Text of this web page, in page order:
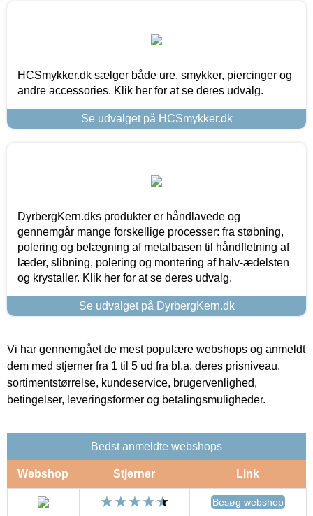
HCSmykker.dk sælger både ure, smykker, piercinger og
andre accessories. Klik her for at se deres udvalg.
Se udvalget på HCSmykker.dk
DyrbergKern.dks produkter er håndlavede og
gennemgår mange forskellige processer: fra støbning,
polering og belægning af metalbasen til håndfletning af
læder, slibning, polering og montering af halv-ædelsten
og krystaller. Klik her for at se deres udvalg.
Se udvalget på DyrbergKern.dk
Vi har gennemgået de mest populære webshops og anmeldt
dem med stjerner fra 1 til 5 ud fra bl.a. deres prisniveau,
sortimentstørrelse, kundeservice, brugervenlighed,
betingelser, leveringsformer og betalingsmuligheder.
Bedst anmeldte webshops
Webshop Stjerner Link
Besøg webshop